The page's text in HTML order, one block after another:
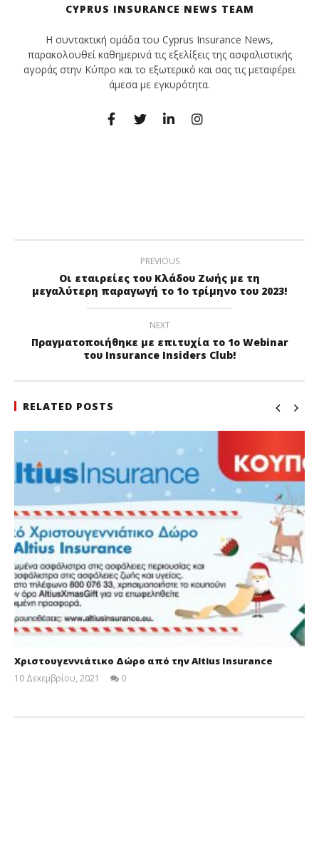
CYPRUS INSURANCE NEWS TEAM
Η συντακτική ομάδα του Cyprus Insurance News,
παρακολουθεί καθημερινά τις εξελίξεις της ασφαλιστικής
αγοράς στην Κύπρο και το εξωτερικό και σας τις μεταφέρει
άμεσα με εγκυρότητα.
PREVIOUS
Οι εταιρείες του Κλάδου Ζωής με τη
μεγαλύτερη παραγωγή το 1ο τρίμηνο του 2023!
NEXT
Πραγματοποιήθηκε με επιτυχία το 1ο Webinar
του Insurance Insiders Club!
RELATED POSTS
Χριστουγεννιάτικο Δώρο από την Altius Insurance
10 Δεκεμβρίου, 2021
0